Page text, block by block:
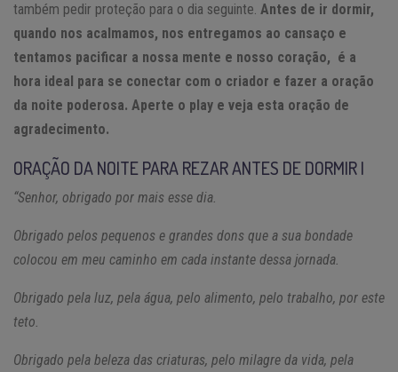
também pedir proteção para o dia seguinte. Antes de ir dormir,
quando nos acalmamos, nos entregamos ao cansaço e
tentamos pacificar a nossa mente e nosso coração, é a
hora ideal para se conectar com o criador e fazer a oração
da noite poderosa. Aperte o play e veja esta oração de
agradecimento.
ORAÇÃO DA NOITE PARA REZAR ANTES DE DORMIR I
“Senhor, obrigado por mais esse dia.
Obrigado pelos pequenos e grandes dons que a sua bondade
colocou em meu caminho em cada instante dessa jornada.
Obrigado pela luz, pela água, pelo alimento, pelo trabalho, por este
teto.
Obrigado pela beleza das criaturas, pelo milagre da vida, pela